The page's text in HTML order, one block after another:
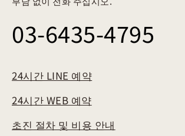
03-6435-4795
24시간 LINE 예약
24시간 WEB 예약
초진 절차 및 비용 안내